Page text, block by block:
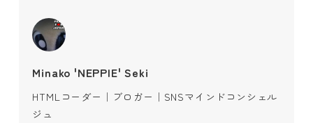
Minako 'NEPPIE' Seki
HTMLコーダー｜ブロガー｜SNSマインドコンシェル
ジュ